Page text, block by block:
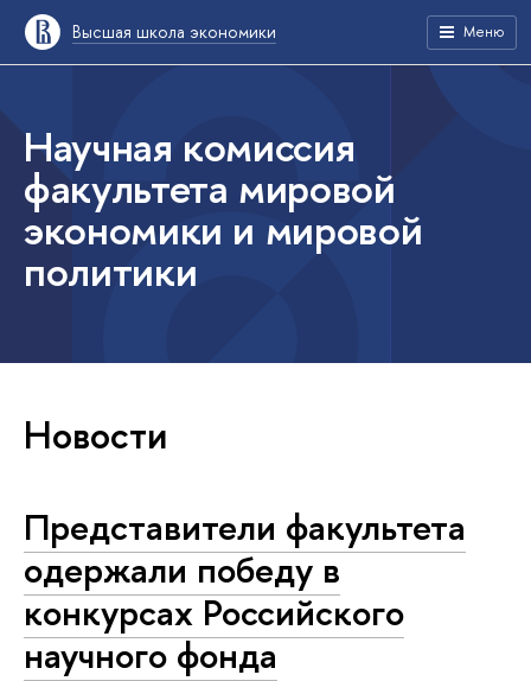
Высшая школа экономики Меню
Научная комиссия
факультета мировой
экономики и мировой
политики
Новости
Представители факультета
одержали победу в
конкурсах Российского
научного фонда